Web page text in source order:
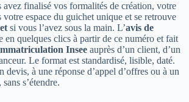
avez finalisé vos formalités de création, votre
votre espace du guichet unique et se retrouve
si vous l’avez sous la main. L’avis de
en quelques clics à partir de ce numéro et fait
Insee auprès d’un client, d’un
Le format est standardisé, lisible, daté.
devis, à une réponse d’appel d’offres ou à un
s’étendre.